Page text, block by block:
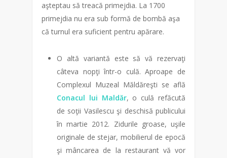
aşteptau să treacă primejdia. La 1700
primejdia nu era sub formă de bombă aşa
că turnul era suficient pentru apărare.
O altă variantă este să vă rezervaţi
câteva nopţi într-o culă. Aproape de
Complexul Muzeal Măldăreşti se află
Conacul lui Maldăr, o culă refăcută
de soţii Vasilescu şi deschisă publicului
în martie 2012. Zidurile groase, uşile
originale de stejar, mobilierul de epocă
şi mâncarea de la restaurant vă vor